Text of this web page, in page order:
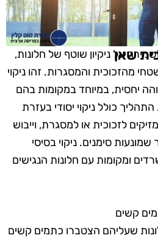
שאןעל ניקיון שוטף של חלונות,
מהזכוכית והמסגרות. זהו ניקוי
יחסית, במיוחד במקומות בהם
כולל ניקוי יסודי בעזרת
לזכוכית או למסגרת, וייבוש
סימנים. ניקוי בסיסי
ומקומות עם חלונות הנגישים
קשים
שעליהם הצטברו כתמים קשים